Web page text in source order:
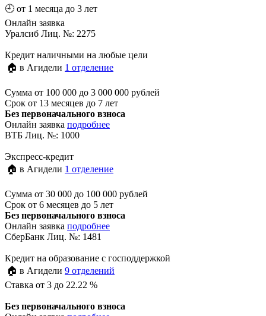
🕘 от 1 месяца до 3 лет
Онлайн заявка
Уралсиб Лиц. №: 2275
Кредит наличными на любые цели
🏠 в Агидели 1 отделение
Сумма от 100 000 до 3 000 000 рублей
Срок от 13 месяцев до 7 лет
Без первоначального взноса
Онлайн заявка подробнее
ВТБ Лиц. №: 1000
Экспресс-кредит
🏠 в Агидели 1 отделение
Сумма от 30 000 до 100 000 рублей
Срок от 6 месяцев до 5 лет
Без первоначального взноса
Онлайн заявка подробнее
СберБанк Лиц. №: 1481
Кредит на образование с господдержкой
🏠 в Агидели 9 отделений
Ставка от 3 до 22.22 %
Без первоначального взноса